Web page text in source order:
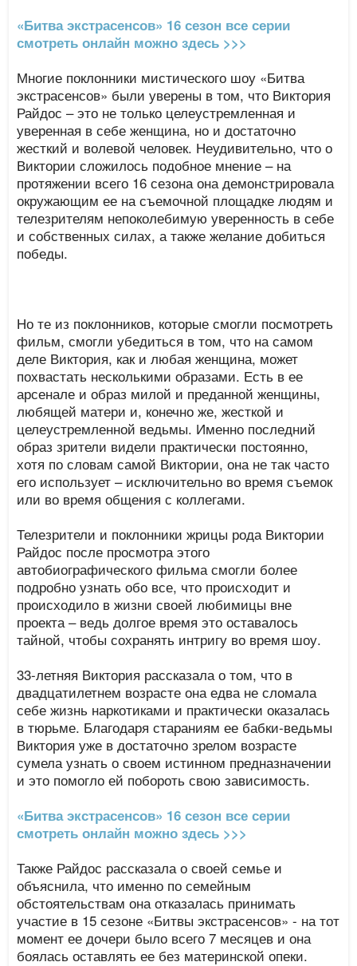
«Битва экстрасенсов» 16 сезон все серии
смотреть онлайн можно здесь >>>
Многие поклонники мистического шоу «Битва
экстрасенсов» были уверены в том, что Виктория
Райдос – это не только целеустремленная и
уверенная в себе женщина, но и достаточно
жесткий и волевой человек. Неудивительно, что о
Виктории сложилось подобное мнение – на
протяжении всего 16 сезона она демонстрировала
окружающим ее на съемочной площадке людям и
телезрителям непоколебимую уверенность в себе
и собственных силах, а также желание добиться
победы.
Но те из поклонников, которые смогли посмотреть
фильм, смогли убедиться в том, что на самом
деле Виктория, как и любая женщина, может
похвастать несколькими образами. Есть в ее
арсенале и образ милой и преданной женщины,
любящей матери и, конечно же, жесткой и
целеустремленной ведьмы. Именно последний
образ зрители видели практически постоянно,
хотя по словам самой Виктории, она не так часто
его использует – исключительно во время съемок
или во время общения с коллегами.
Телезрители и поклонники жрицы рода Виктории
Райдос после просмотра этого
автобиографического фильма смогли более
подробно узнать обо все, что происходит и
происходило в жизни своей любимицы вне
проекта – ведь долгое время это оставалось
тайной, чтобы сохранять интригу во время шоу.
33-летняя Виктория рассказала о том, что в
двадцатилетнем возрасте она едва не сломала
себе жизнь наркотиками и практически оказалась
в тюрьме. Благодаря стараниям ее бабки-ведьмы
Виктория уже в достаточно зрелом возрасте
сумела узнать о своем истинном предназначении
и это помогло ей побороть свою зависимость.
«Битва экстрасенсов» 16 сезон все серии
смотреть онлайн можно здесь >>>
Также Райдос рассказала о своей семье и
объяснила, что именно по семейным
обстоятельствам она отказалась принимать
участие в 15 сезоне «Битвы экстрасенсов» - на тот
момент ее дочери было всего 7 месяцев и она
боялась оставлять ее без материнской опеки.